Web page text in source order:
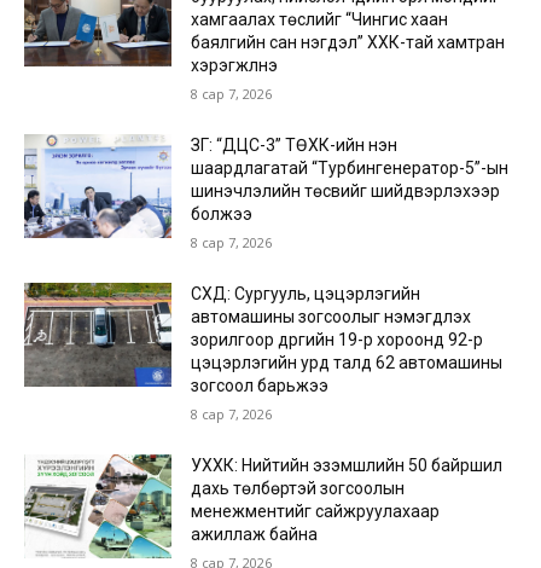
хамгаалах төслийг “Чингис хаан
баялгийн сан нэгдэл” ХХК-тай хамтран
хэрэгжүүлнэ
8 сар 7, 2026
ЗГ: “ДЦС-3” ТӨХК-ийн нэн
шаардлагатай “Турбингенератор-5”-ын
шинэчлэлийн төсвийг шийдвэрлэхээр
болжээ
8 сар 7, 2026
СХД: Сургууль, цэцэрлэгийн
автомашины зогсоолыг нэмэгдүүлэх
зорилгоор дүүргийн 19-р хороонд 92-р
цэцэрлэгийн урд талд 62 автомашины
зогсоол барьжээ
8 сар 7, 2026
УХХК: Нийтийн эзэмшлийн 50 байршил
дахь төлбөртэй зогсоолын
менежментийг сайжруулахаар
ажиллаж байна
8 сар 7, 2026